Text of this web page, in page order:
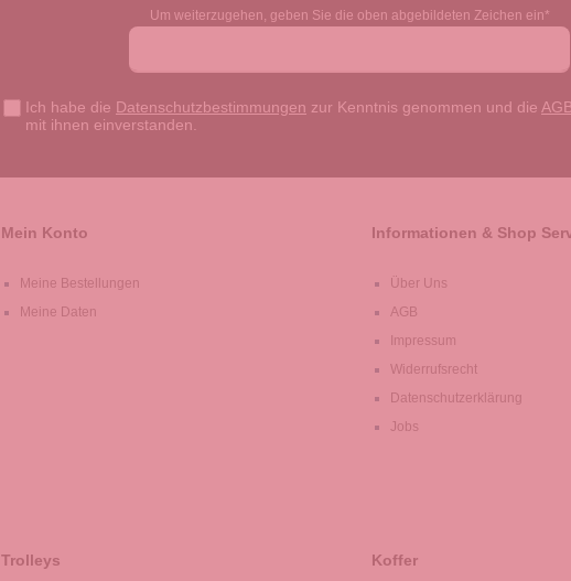
Um weiterzugehen, geben Sie die oben abgebildeten Zeichen ein*
Ich habe die Datenschutzbestimmungen zur Kenntnis genommen und die AGB
mit ihnen einverstanden.
Mein Konto
Meine Bestellungen
Meine Daten
Informationen & Shop
Über Uns
AGB
Impressum
Widerrufsrecht
Datenschutzerklärung
Jobs
Trolleys Koffer